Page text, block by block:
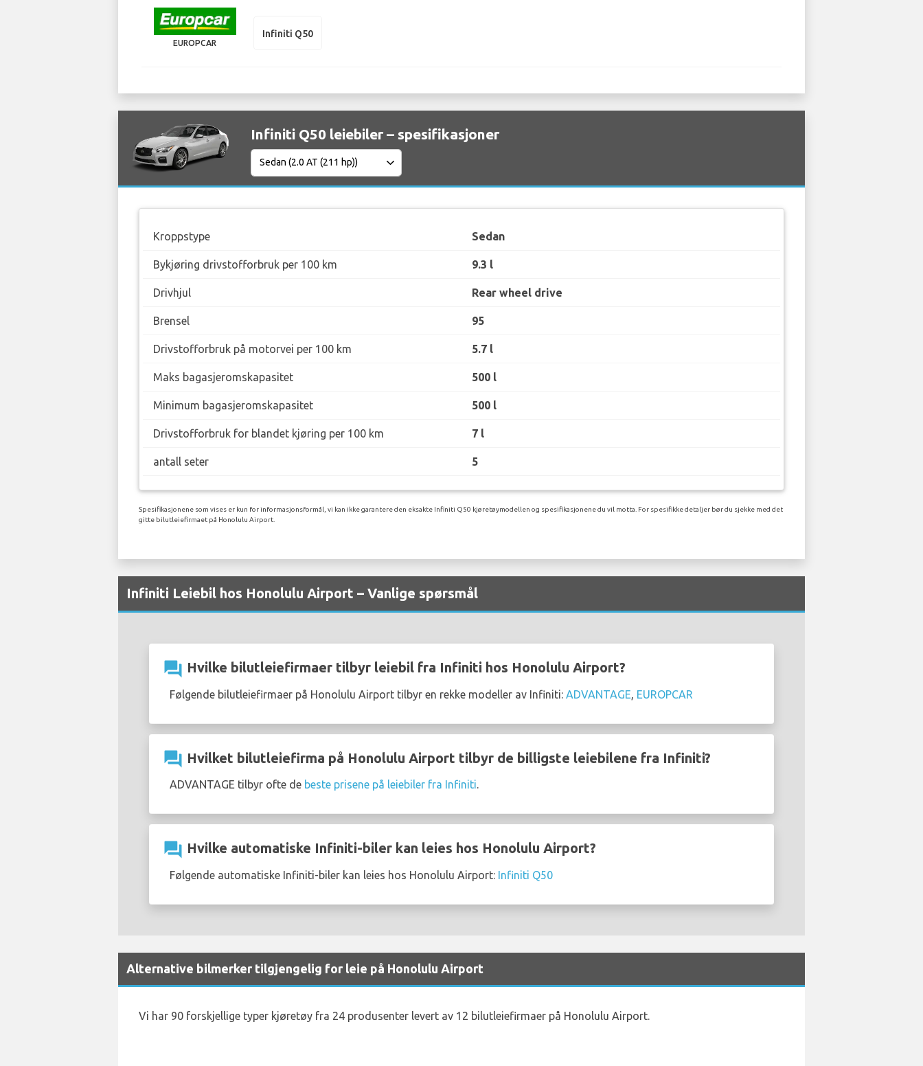
EUROPCAR
Infiniti Q50
Infiniti Q50 leiebiler – spesifikasjoner
Kroppstype Sedan
Bykjøring drivstofforbruk per 100 km 9.3 l
Drivhjul Rear wheel drive
Brensel 95
Drivstofforbruk på motorvei per 100 km 5.7 l
Maks bagasjeromskapasitet 500 l
Minimum bagasjeromskapasitet 500 l
Drivstofforbruk for blandet kjøring per 100 km 7 l
antall seter 5
Spesifikasjonene som vises er kun for informasjonsformål, vi kan ikke garantere den eksakte Infiniti Q50 kjøretøymodellen og spesifikasjonene du vil motta. For spesifikke detaljer bør du sjekke med det
gitte bilutleiefirmaet på Honolulu Airport.
Infiniti Leiebil hos Honolulu Airport – Vanlige spørsmål
question_answer Hvilke bilutleiefirmaer tilbyr leiebil fra Infiniti hos Honolulu Airport?
Følgende bilutleiefirmaer på Honolulu Airport tilbyr en rekke modeller av Infiniti: ADVANTAGE EUROPCAR
question_answer Hvilket bilutleiefirma på Honolulu Airport tilbyr de billigste leiebilene fra Infiniti?
ADVANTAGE tilbyr ofte de beste prisene på leiebiler fra Infiniti.
question_answer Hvilke automatiske Infiniti-biler kan leies hos Honolulu Airport?
Følgende automatiske Infiniti-biler kan leies hos Honolulu Airport: Infiniti Q50
Alternative bilmerker tilgjengelig for leie på Honolulu Airport
Vi har 90 forskjellige typer kjøretøy fra 24 produsenter levert av 12 bilutleiefirmaer på Honolulu Airport.